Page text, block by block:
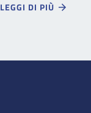
LEGGI DI PIÙ